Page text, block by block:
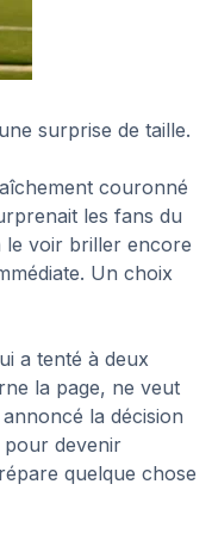
surprise de taille.
couronné
les fans du
le voir briller encore
Un choix
a tenté à deux
la page, ne veut
la décision
pour devenir
quelque chose